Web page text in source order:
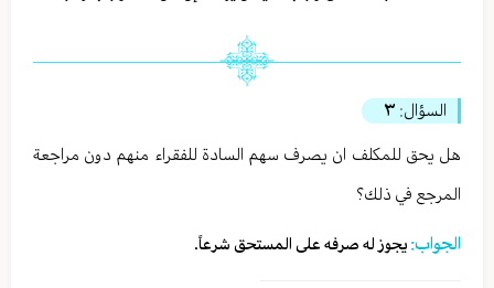
السؤال: ٣
هل يحق للمكلف ان يصرف سهم السادة للفقراء منهم دون مراجعة
المرجع في ذلك؟
الجواب: يجوز له صرفه على المستحق شرعاً.